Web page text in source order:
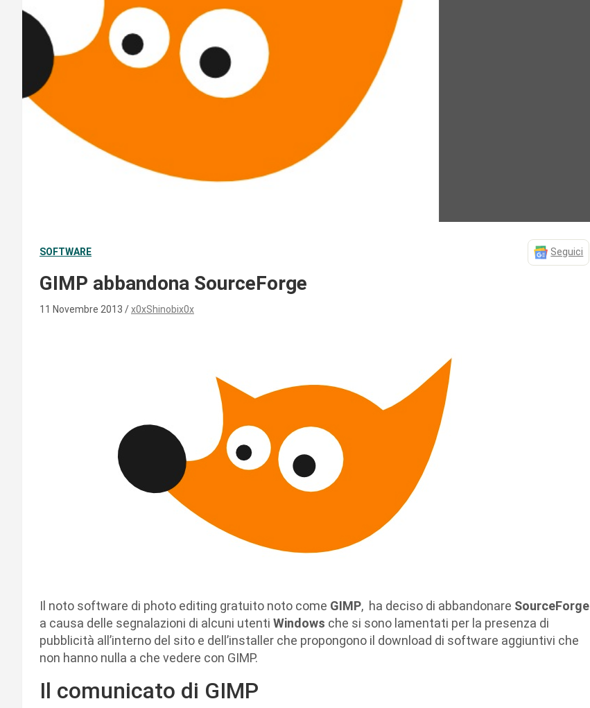
SOFTWARE Seguici
GIMP abbandona SourceForge
11 Novembre 2013 x0xShinobix0x
Il noto software di photo editing gratuito noto come GIMP, ha deciso di abbandonare SourceForge
a causa delle segnalazioni di alcuni utenti Windows che si sono lamentati per la presenza di
pubblicità all’interno del sito e dell’installer che propongono il download di software aggiuntivi che
non hanno nulla a che vedere con GIMP.
Il comunicato di GIMP